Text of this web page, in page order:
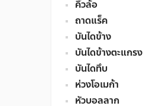
คิ้วล้อ
ถาดแร็ค
บันไดข้าง
บันไดข้างตะแกรง
บันไดทึบ
ห่วงโอเมก้า
หัวบอลลาก